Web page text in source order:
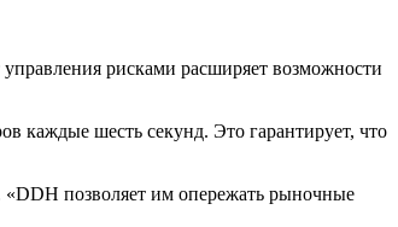
рисками расширяет возможности
каждые шесть секунд. Это гарантирует, что
позволяет им опережать рыночные